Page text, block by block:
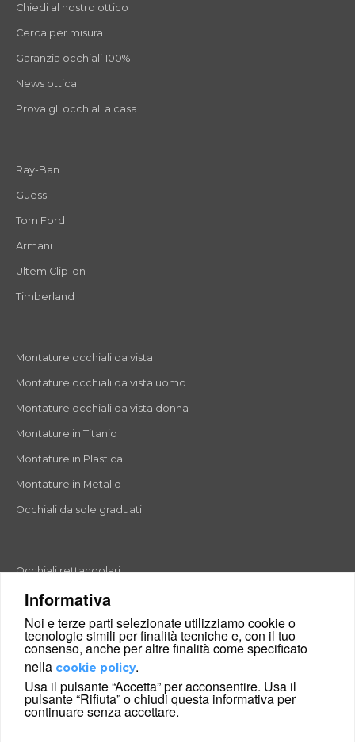
Informativa
Noi e terze parti selezionate utilizziamo cookie o
tecnologie simili per finalità tecniche e, con il tuo
consenso, anche per altre finalità come specificato
nella cookie policy.
Usa il pulsante “Accetta” per acconsentire. Usa il
pulsante “Rifiuta” o chiudi questa informativa per
continuare senza accettare.
Chiedi al nostro ottico
Cerca per misura
Garanzia occhiali 100%
News ottica
Prova gli occhiali a casa
Ray-Ban
Guess
Tom Ford
Armani
Ultem Clip-on
Timberland
Montature occhiali da vista
Montature occhiali da vista uomo
Montature occhiali da vista donna
Montature in Titanio
Montature in Plastica
Montature in Metallo
Occhiali da sole graduati
Occhiali rettangolari
Occhiali rotondi
Occhiali a goccia
Occhiali a farfalla
Occhiali esagonali
Occhiali cat-eyes